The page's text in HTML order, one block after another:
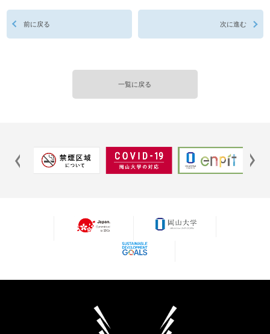
前に戻る
一覧に戻る
次に進む